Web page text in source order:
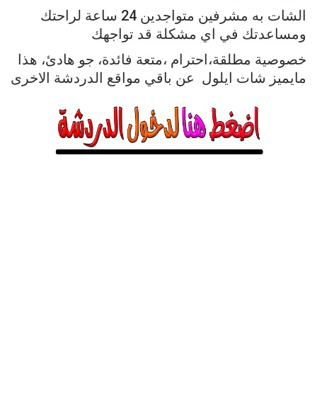
الشات به مشرفين متواجدين ساعة لراحتك
ومساعدتك في اي مشكلة قد تواجهك
خصوصية مطلقة،احترام ،متعة فائدة، جو هادئ، هذا
مايميز شات ايلول عن باقي مواقع الدردشة الاخرى